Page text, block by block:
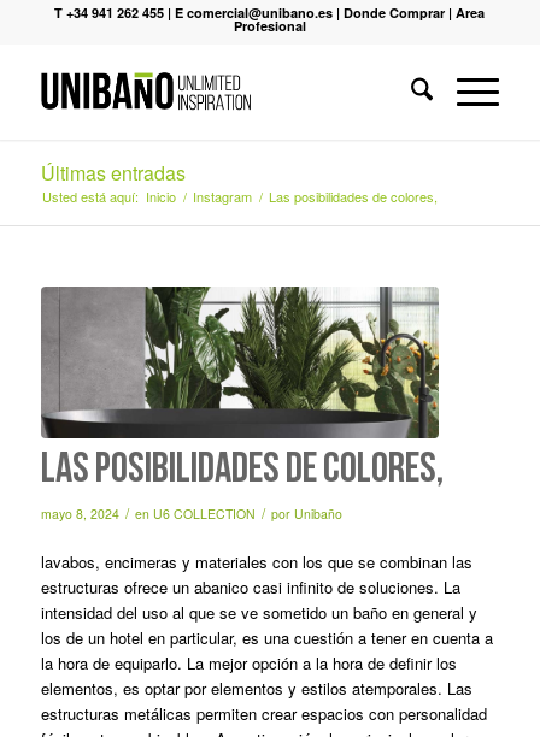
T +34 941 262 455 |E comercial@unibano.es |Donde Comprar |Area
Profesional
Últimas entradas
Usted está aquí: Inicio / Instagram / Las posibilidades de colores,
Las posibilidades de colores,
mayo 8, 2024 / en U6 COLLECTION / por Unibaño
lavabos, encimeras y materiales con los que se combinan las
estructuras ofrece un abanico casi infinito de soluciones. La
intensidad del uso al que se ve sometido un baño en general y
los de un hotel en particular, es una cuestión a tener en cuenta a
la hora de equiparlo. La mejor opción a la hora de definir los
elementos, es optar por elementos y estilos atemporales. Las
estructuras metálicas permiten crear espacios con personalidad